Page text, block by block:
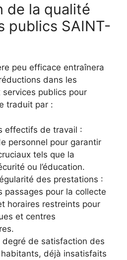
de la qualité
publics SAINT-
peu efficace entraînera
dans les
publics pour
traduit par :
effectifs de travail :
personnel pour garantir
tels que la
ou l’éducation.
des prestations :
passages pour la collecte
horaires restreints pour
et centres
degré de satisfaction des
déjà insatisfaits